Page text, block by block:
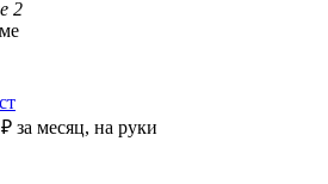
2
₽ за месяц, на руки